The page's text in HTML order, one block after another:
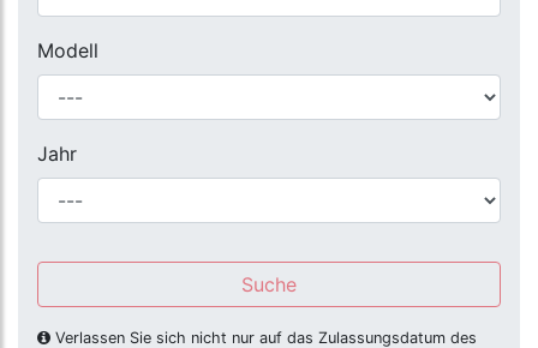
Modell
Jahr
Suche
Verlassen Sie sich nicht nur auf das Zulassungsdatum des